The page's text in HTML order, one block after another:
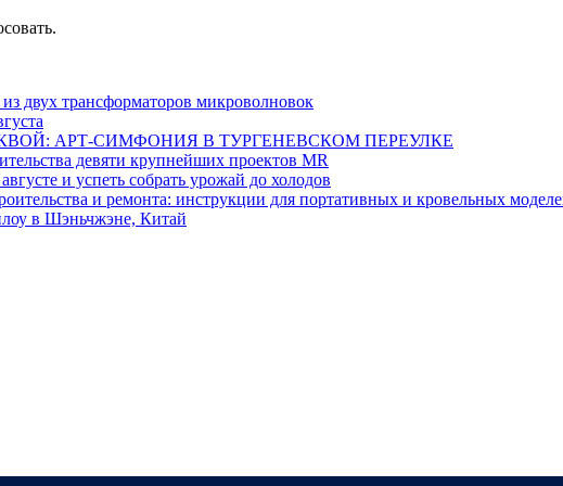
двух трансформаторов микроволновок
АРТ-СИМФОНИЯ В ТУРГЕНЕВСКОМ ПЕРЕУЛКЕ
девяти крупнейших проектов MR
и успеть собрать урожай до холодов
и ремонта: инструкции для портативных и кровельных
в Шэньчжэне, Китай